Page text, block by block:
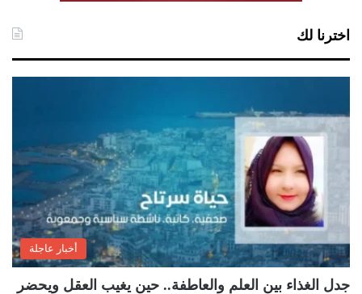
اخترنا لك
أخبار عاجلة
جدل الغذاء بين العلم والعاطفة.. حين يغيب العقل ويحضر